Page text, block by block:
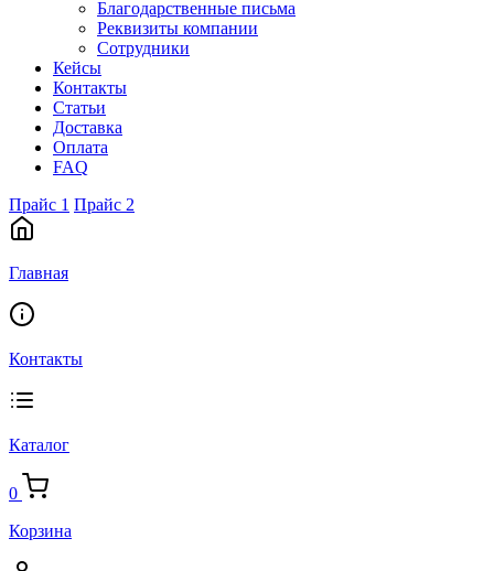
Благодарственные письма
Реквизиты компании
Сотрудники
Кейсы
Контакты
Статьи
Доставка
Оплата
FAQ
Прайс 1 Прайс 2
Главная
Контакты
Каталог
0
Корзина